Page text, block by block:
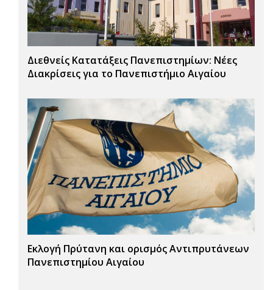
Διεθνείς Κατατάξεις Πανεπιστημίων: Νέες
Διακρίσεις για το Πανεπιστήμιο Αιγαίου
Εκλογή Πρύτανη και ορισμός Αντιπρυτάνεων
Πανεπιστημίου Αιγαίου